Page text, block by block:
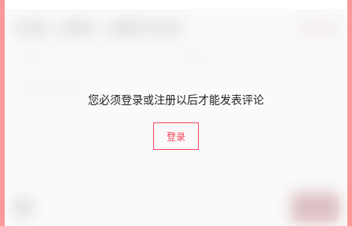
您必须登录或注册以后才能发表评论
登录